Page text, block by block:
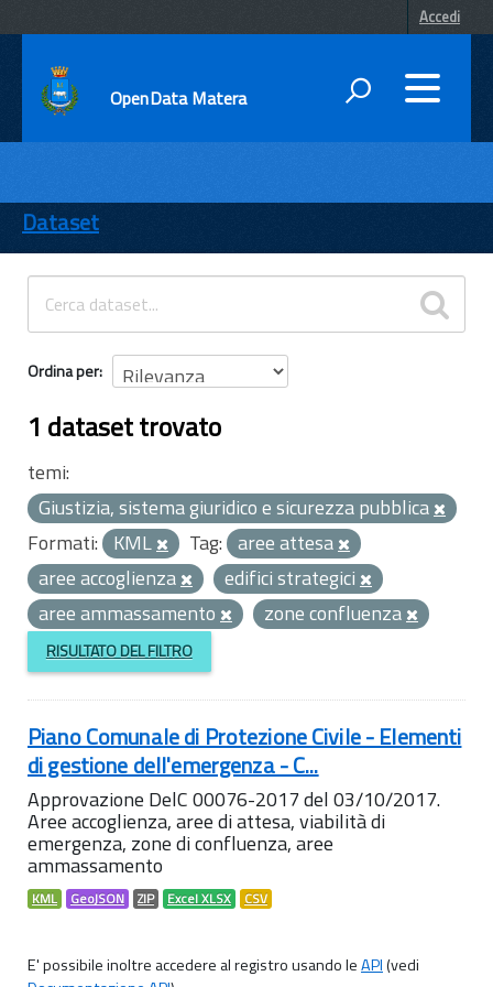
Accedi
OpenData Matera
ENTI
TEMI
INFORMAZIONI
Dataset
Ordina per
1 dataset trovato
temi:
Giustizia, sistema giuridico e sicurezza pubblica
Formati: KML Tag: aree attesa
aree accoglienza
edifici strategici
aree ammassamento
zone confluenza
RISULTATO DEL FILTRO
Piano Comunale di Protezione Civile - Elementi
di gestione dell'emergenza - C...
Approvazione DelC 00076-2017 del 03/10/2017.
Aree accoglienza, aree di attesa, viabilità di
emergenza, zone di confluenza, aree
ammassamento
KML GeoJSON ZIP Excel XLSX CSV
E' possibile inoltre accedere al registro usando leAPI(vedi